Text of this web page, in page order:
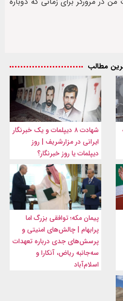
مطالب
شهادت ۸ دیپلمات و یک خبرنگار
ایرانی در مزارشریف | روز
دیپلمات یا روز خبرنگار؟
پیمان مکه؛ توافقی بزرگ اما
پرابهام | چالش‌های امنیتی و
پرسش‌های جدی درباره تعهدات
سه‌جانبه ریاض، آنکارا و
اسلام‌آباد